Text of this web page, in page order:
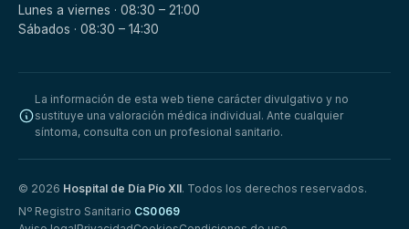
Lunes a viernes · 08:30 – 21:00
Sábados · 08:30 – 14:30
La información de esta web tiene carácter divulgativo y no
sustituye una valoración médica individual. Ante cualquier
síntoma, consulta con un profesional sanitario.
© 2026 Hospital de Día Pío XII. Todos los derechos reservados.
Nº Registro Sanitario CS0069